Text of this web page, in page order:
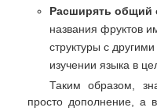
Расширять общий
названия фруктов
структуры с
изучении языка в
Таким образом,
просто дополнение, а